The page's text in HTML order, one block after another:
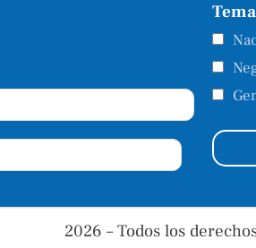
2026 – Todos los